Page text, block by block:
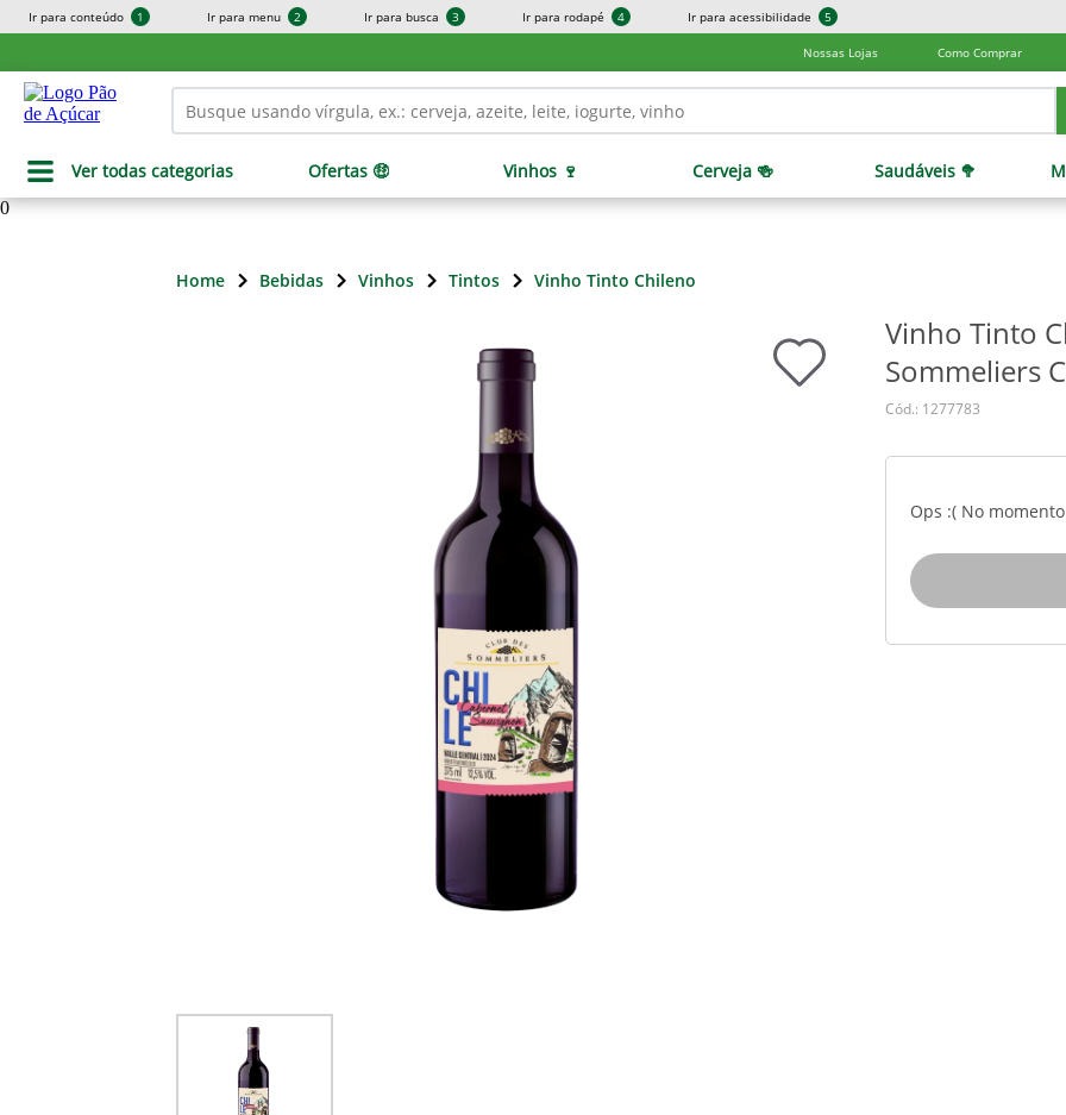
Ir para conteúdo 1 Ir para menu 2 Ir para busca 3 Ir para rodapé 4 Ir para acessibilidade 5
Nossas Lojas Como Comprar
Ver todas categorias Ofertas 🤑 Vinhos 🍷 Cerveja 🍻 Saudáveis 🥦
0
Home Bebidas Vinhos Tintos Vinho Tinto Chileno
Vinho Tinto
Sommeliers
Cód.: 1277783
Ops :( No